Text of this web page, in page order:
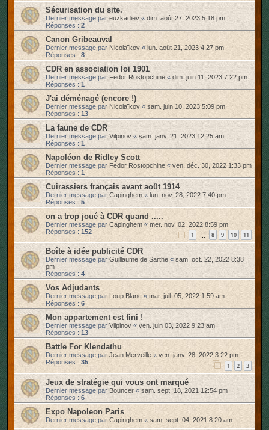
Sécurisation du site.
Dernier message pareuzkadiev« dim. août 27, 2023 5:18 pm
Réponses : 2
Canon Gribeauval
Dernier message par Nicolaïkov « lun. août 21, 2023 4:27 pm
Réponses : 8
CDR en association loi 1901
Dernier message parFedor Rostopchine « dim. juin 11, 2023 7:22 pm
Réponses : 1
J'ai déménagé (encore !)
Dernier message par Nicolaïkov « sam. juin 10, 2023 5:09 pm
Réponses : 13
La faune de CDR
Dernier message parVilpinov « sam. janv. 21, 2023 12:25 am
Réponses : 1
Napoléon de Ridley Scott
Dernier message par Fedor Rostopchine « ven. déc. 30, 2022 1:33 pm
Réponses : 1
Cuirassiers français avant août 1914
Dernier message parCapinghem « lun. nov. 28, 2022 7:40 pm
Réponses : 5
on a trop joué à CDR quand .....
Dernier message par Capinghem «mer. nov. 02, 2022 8:59 pm
Réponses : 152 1 8 9 10 11
Boîte à idée publicité CDR
Dernier message parGuillaume de Sarthe « sam. oct. 22, 2022 8:38
pm
Réponses : 4
Vos Adjudants
Dernier message par Loup Blanc « mar. juil. 05, 2022 1:59 am
Réponses : 6
Mon appartement est fini !
Dernier message parVilpinov « ven. juin 03, 2022 9:23 am
Réponses : 13
Battle For Klendathu
Dernier message par Jean Merveille « ven. janv. 28, 2022 3:22 pm
Réponses : 35 1 2 3
Jeux de stratégie qui vous ont marqué
Dernier message parBouncer «sam. sept. 18, 2021 12:54 pm
Réponses : 6
Expo Napoleon Paris
Dernier message par Capinghem «sam. sept. 04, 2021 8:20 am